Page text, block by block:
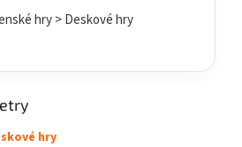
hry > Deskové hry
hry